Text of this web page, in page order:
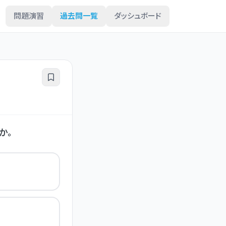
問題演習 過去問一覧 ダッシュボード